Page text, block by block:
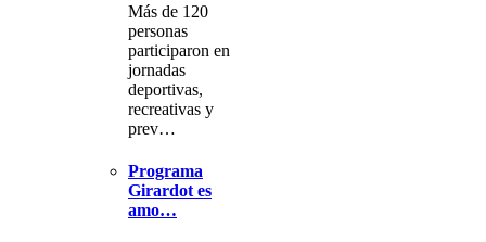
Más de 120
personas
participaron en
jornadas
deportivas,
recreativas y
prev…
Programa
Girardot es
amo…